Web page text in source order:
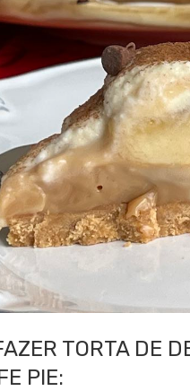
TORTA DE
PIE: